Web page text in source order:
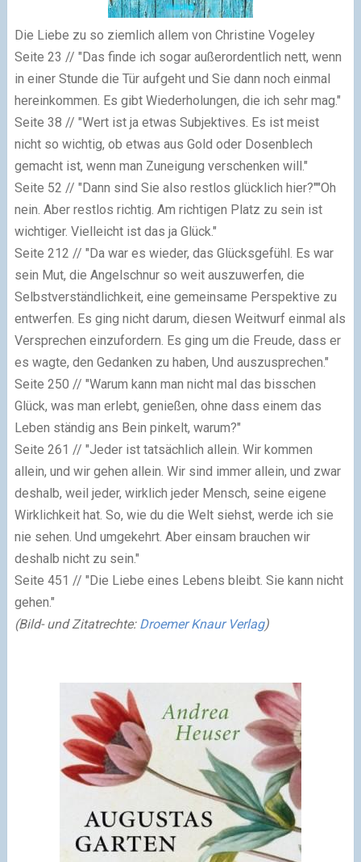
Die Liebe zu so ziemlich allem von Christine Vogeley
Seite 23 // "Das finde ich sogar außerordentlich nett, wenn
in einer Stunde die Tür aufgeht und Sie dann noch einmal
hereinkommen. Es gibt Wiederholungen, die ich sehr mag."
Seite 38 // "Wert ist ja etwas Subjektives. Es ist meist
nicht so wichtig, ob etwas aus Gold oder Dosenblech
gemacht ist, wenn man Zuneigung verschenken will."
Seite 52 // "Dann sind Sie also restlos glücklich hier?""Oh
nein. Aber restlos richtig. Am richtigen Platz zu sein ist
wichtiger. Vielleicht ist das ja Glück."
Seite 212 // "Da war es wieder, das Glücksgefühl. Es war
sein Mut, die Angelschnur so weit auszuwerfen, die
Selbstverständlichkeit, eine gemeinsame Perspektive zu
entwerfen. Es ging nicht darum, diesen Weitwurf einmal als
Versprechen einzufordern. Es ging um die Freude, dass er
es wagte, den Gedanken zu haben, Und auszusprechen."
Seite 250 // "Warum kann man nicht mal das bisschen
Glück, was man erlebt, genießen, ohne dass einem das
Leben ständig ans Bein pinkelt, warum?"
Seite 261 // "Jeder ist tatsächlich allein. Wir kommen
allein, und wir gehen allein. Wir sind immer allein, und zwar
deshalb, weil jeder, wirklich jeder Mensch, seine eigene
Wirklichkeit hat. So, wie du die Welt siehst, werde ich sie
nie sehen. Und umgekehrt. Aber einsam brauchen wir
deshalb nicht zu sein."
Seite 451 // "Die Liebe eines Lebens bleibt. Sie kann nicht
gehen."
(Bild- und Zitatrechte: Droemer Knaur Verlag)